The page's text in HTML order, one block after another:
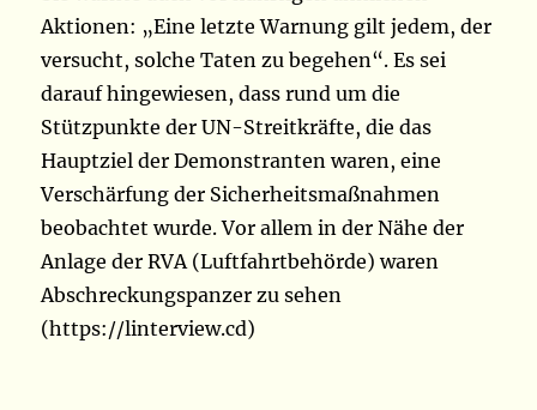
Aktionen: „Eine letzte Warnung gilt jedem, der
versucht, solche Taten zu begehen“. Es sei
darauf hingewiesen, dass rund um die
Stützpunkte der UN-Streitkräfte, die das
Hauptziel der Demonstranten waren, eine
Verschärfung der Sicherheitsmaßnahmen
beobachtet wurde. Vor allem in der Nähe der
Anlage der RVA (Luftfahrtbehörde) waren
Abschreckungspanzer zu sehen
(https://linterview.cd)